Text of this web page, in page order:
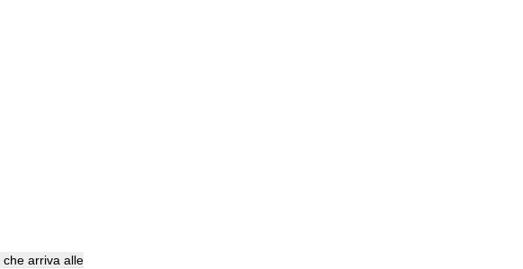
che arriva alle